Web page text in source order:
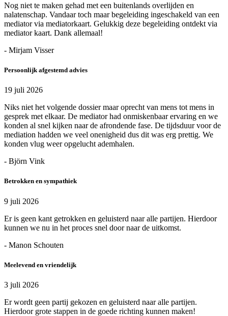
Nog niet te maken gehad met een buitenlands overlijden en
nalatenschap. Vandaar toch maar begeleiding ingeschakeld van een
mediator via mediatorkaart. Gelukkig deze begeleiding ontdekt via
mediator kaart. Dank allemaal!
- Mirjam Visser
Persoonlijk afgestemd advies
19 juli 2026
Niks niet het volgende dossier maar oprecht van mens tot mens in
gesprek met elkaar. De mediator had onmiskenbaar ervaring en we
konden al snel kijken naar de afrondende fase. De tijdsduur voor de
mediation hadden we veel onenigheid dus dit was erg prettig. We
konden vlug weer opgelucht ademhalen.
- Björn Vink
Betrokken en sympathiek
9 juli 2026
Er is geen kant getrokken en geluisterd naar alle partijen. Hierdoor
kunnen we nu in het proces snel door naar de uitkomst.
- Manon Schouten
Meelevend en vriendelijk
3 juli 2026
Er wordt geen partij gekozen en geluisterd naar alle partijen.
Hierdoor grote stappen in de goede richting kunnen maken!